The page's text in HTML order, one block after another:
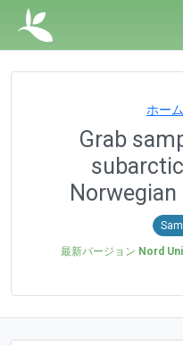
ホーム
Grab
最新バージョン Nord